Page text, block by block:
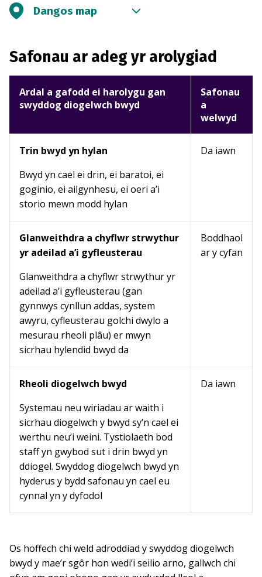
Dangos map
Safonau ar adeg yr arolygiad
Ardal a gafodd ei harolygu gan
swyddog diogelwch bwyd
Safonau
a
welwyd
Trin bwyd yn hylan
Bwyd yn cael ei drin, ei baratoi, ei
goginio, ei ailgynhesu, ei oeri a’i
storio mewn modd hylan
Da iawn
Glanweithdra a chyflwr strwythur
yr adeilad a’i gyfleusterau
Glanweithdra a chyflwr strwythur yr
adeilad a’i gyfleusterau (gan
gynnwys cynllun addas, system
awyru, cyfleusterau golchi dwylo a
mesurau rheoli plâu) er mwyn
sicrhau hylendid bwyd da
Boddhaol
ar y cyfan
Rheoli diogelwch bwyd
Systemau neu wiriadau ar waith i
sicrhau diogelwch y bwyd sy’n cael ei
werthu neu’i weini. Tystiolaeth bod
staff yn gwybod sut i drin bwyd yn
ddiogel. Swyddog diogelwch bwyd yn
hyderus y bydd safonau yn cael eu
cynnal yn y dyfodol
Da iawn
Os hoffech chi weld adroddiad y swyddog diogelwch
bwyd y mae’r sgôr hon wedi’i seilio arno, gallwch chi